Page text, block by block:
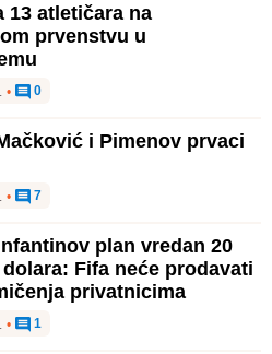
13 atletičara na
prvenstvu u
• 0
i Pimenov prvaci
• 7
plan vredan 20
Fifa neće prodavati
privatnicima
• 1